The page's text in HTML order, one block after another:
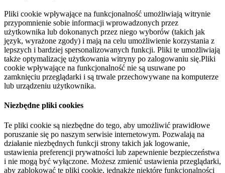
Pliki cookie wpływające na funkcjonalność umożliwiają witrynie
przypomnienie sobie informacji wprowadzonych przez
użytkownika lub dokonanych przez niego wyborów (takich jak
język, wyrażone zgody) i mają na celu umożliwienie korzystania z
lepszych i bardziej spersonalizowanych funkcji. Pliki te umożliwiają
także optymalizację użytkowania witryny po zalogowaniu się.Pliki
cookie wpływające na funkcjonalność nie są usuwane po
zamknięciu przeglądarki i są trwale przechowywane na komputerze
lub urządzeniu użytkownika.
Niezbędne pliki cookies
Te pliki cookie są niezbędne do tego, aby umożliwić prawidłowe
poruszanie się po naszym serwisie internetowym. Pozwalają na
działanie niezbędnych funkcji strony takich jak logowanie,
ustawienia preferencji prywatności lub zapewnienie bezpieczeństwa
i nie mogą być wyłączone. Możesz zmienić ustawienia przeglądarki,
aby zablokować te pliki cookie, jednakże niektóre funkcjonalności